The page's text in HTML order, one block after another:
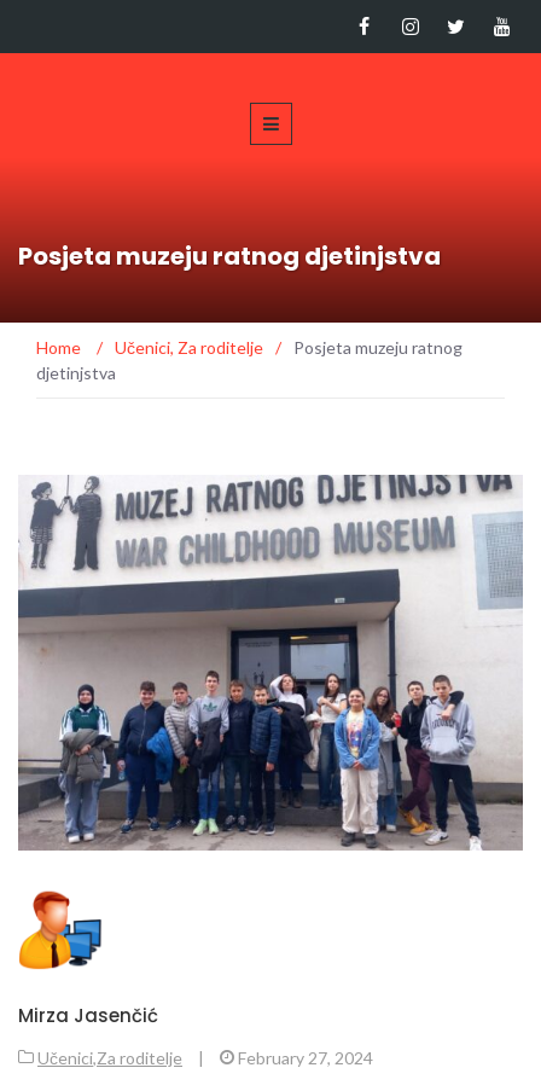
Posjeta muzeju ratnog djetinjstva
Home / Učenici, Za roditelje /
Posjeta muzeju ratnog
djetinjstva
Mirza Jasenčić
Učenici,Za roditelje | February 27, 2024